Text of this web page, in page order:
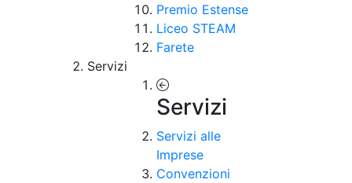
Premio Estense
Liceo STEAM
Farete
Servizi
Servizi
Servizi alle
Imprese
Convenzioni